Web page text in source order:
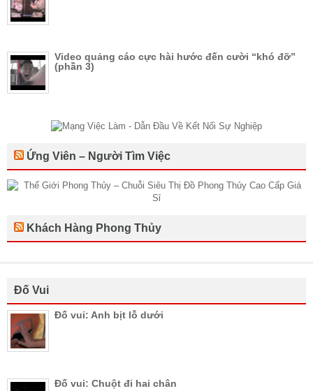
Video quảng cáo cực hài hước đến cười “khó đỡ”
(phần 3)
Ứng Viên – Người Tìm Việc
Khách Hàng Phong Thủy
Đố Vui
Đố vui: Anh bịt lỗ dưới
Đố vui: Chuột đi hai chân